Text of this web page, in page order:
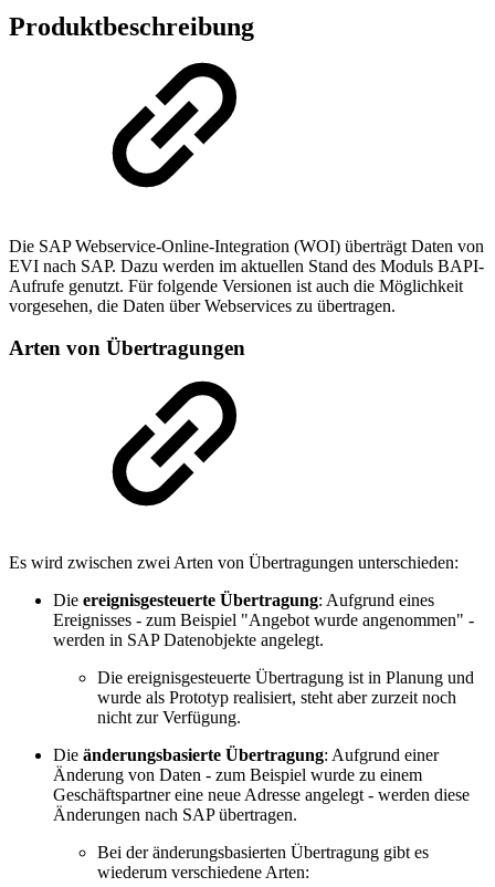
Produktbeschreibung
Die SAP Webservice-Online-Integration (WOI) überträgt Daten von
EVI nach SAP. Dazu werden im aktuellen Stand des Moduls BAPI-
Aufrufe genutzt. Für folgende Versionen ist auch die Möglichkeit
vorgesehen, die Daten über Webservices zu übertragen.
Arten von Übertragungen
Es wird zwischen zwei Arten von Übertragungen unterschieden:
Die ereignisgesteuerte Übertragung: Aufgrund eines
Ereignisses - zum Beispiel "Angebot wurde angenommen" -
werden in SAP Datenobjekte angelegt.
Die ereignisgesteuerte Übertragung ist in Planung und
wurde als Prototyp realisiert, steht aber zurzeit noch
nicht zur Verfügung.
Die änderungsbasierte Übertragung: Aufgrund einer
Änderung von Daten - zum Beispiel wurde zu einem
Geschäftspartner eine neue Adresse angelegt - werden diese
Änderungen nach SAP übertragen.
Bei der änderungsbasierten Übertragung gibt es
wiederum verschiedene Arten: